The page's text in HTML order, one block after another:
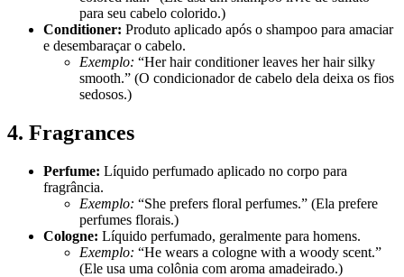
para seu cabelo colorido.)
Conditioner: Produto aplicado após o shampoo para amaciar
e desembaraçar o cabelo.
Exemplo: “Her hair conditioner leaves her hair silky
smooth.” (O condicionador de cabelo dela deixa os fios
sedosos.)
4. Fragrances
Perfume: Líquido perfumado aplicado no corpo para
fragrância.
Exemplo: “She prefers floral perfumes.” (Ela prefere
perfumes florais.)
Cologne: Líquido perfumado, geralmente para homens.
Exemplo: “He wears a cologne with a woody scent.”
(Ele usa uma colônia com aroma amadeirado.)